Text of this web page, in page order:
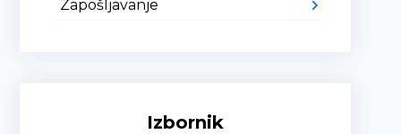
Zapošljavanje
Izbornik